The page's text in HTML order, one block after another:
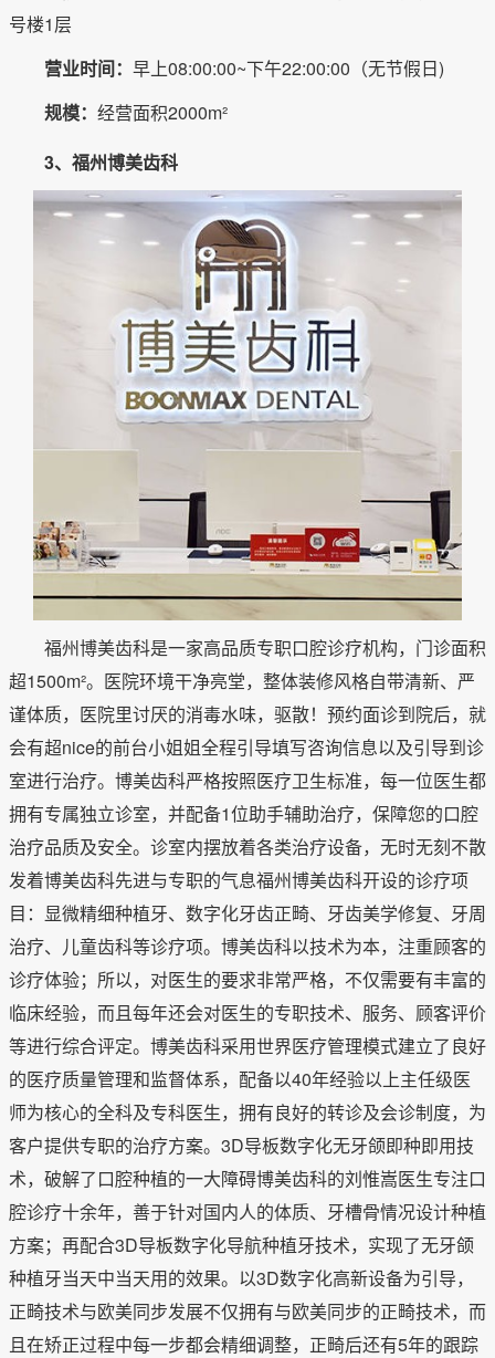
号楼1层
营业时间： 早上08:00:00~下午22:00:00（无节假日)
规模： 经营面积2000m²
3、福州博美齿科
福州博美齿科是一家高品质专职口腔诊疗机构，门诊面积
超1500m²。医院环境干净亮堂，整体装修风格自带清新、严
谨体质，医院里讨厌的消毒水味，驱散！预约面诊到院后，就
会有超nice的前台小姐姐全程引导填写咨询信息以及引导到诊
室进行治疗。博美齿科严格按照医疗卫生标准，每一位医生都
拥有专属独立诊室，并配备1位助手辅助治疗，保障您的口腔
治疗品质及安全。诊室内摆放着各类治疗设备，无时无刻不散
发着博美齿科先进与专职的气息福州博美齿科开设的诊疗项
目：显微精细种植牙、数字化牙齿正畸、牙齿美学修复、牙周
治疗、儿童齿科等诊疗项。博美齿科以技术为本，注重顾客的
诊疗体验；所以，对医生的要求非常严格，不仅需要有丰富的
临床经验，而且每年还会对医生的专职技术、服务、顾客评价
等进行综合评定。博美齿科采用世界医疗管理模式建立了良好
的医疗质量管理和监督体系，配备以40年经验以上主任级医
师为核心的全科及专科医生，拥有良好的转诊及会诊制度，为
客户提供专职的治疗方案。3D导板数字化无牙颌即种即用技
术，破解了口腔种植的一大障碍博美齿科的刘惟嵩医生专注口
腔诊疗十余年，善于针对国内人的体质、牙槽骨情况设计种植
方案；再配合3D导板数字化导航种植牙技术，实现了无牙颌
种植牙当天中当天用的效果。以3D数字化高新设备为引导，
正畸技术与欧美同步发展不仅拥有与欧美同步的正畸技术，而
且在矫正过程中每一步都会精细调整，正畸后还有5年的跟踪